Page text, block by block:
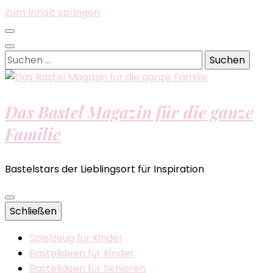
Zum Inhalt springen
Suchen
nach:
Das Bastel Magazin für die ganze
Familie
Bastelstars der Lieblingsort für Inspiration
Schließen
Spielzeug für Kinder
Bastelideen für Kinder
Bastelideen für Senioren